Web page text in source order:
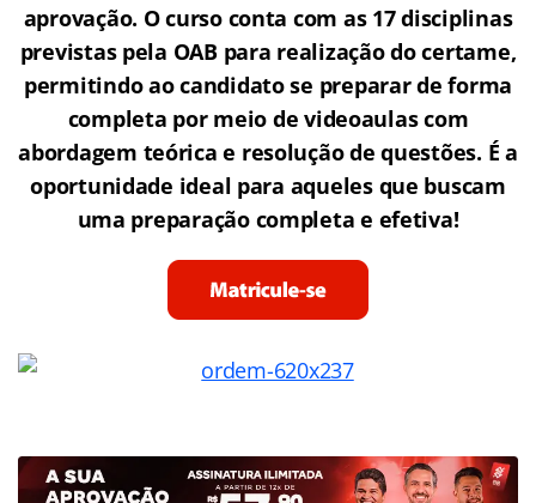
aprovação. O curso conta com as 17 disciplinas
previstas pela OAB para realização do certame,
permitindo ao candidato se preparar de forma
completa por meio de videoaulas com
abordagem teórica e resolução de questões. É a
oportunidade ideal para aqueles que buscam
uma preparação completa e efetiva!